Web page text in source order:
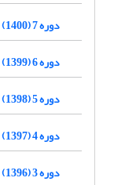
دوره 7 (1400)
دوره 6 (1399)
دوره 5 (1398)
دوره 4 (1397)
دوره 3 (1396)